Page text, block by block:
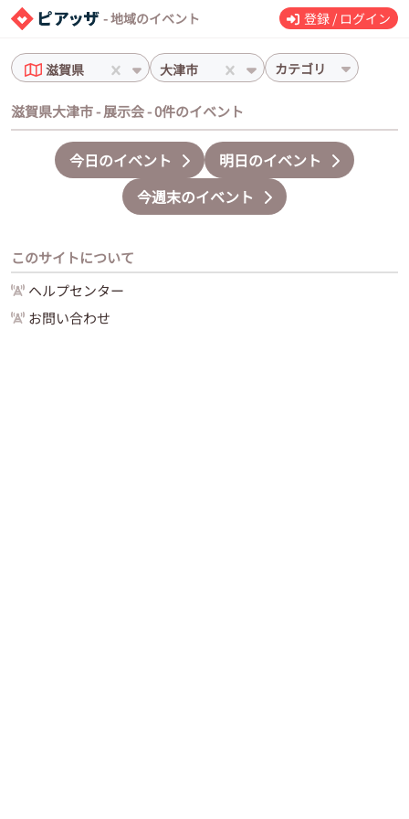
- 地域のイベント 登録 / ログイン
滋賀県 大津市 カテゴリ
滋賀県大津市 - 展示会 - 0件のイベント
今日のイベント
明日のイベント
今週末のイベント
このサイトについて
ヘルプセンター
お問い合わせ